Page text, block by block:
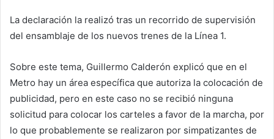
La declaración la realizó tras un recorrido de supervisión
del ensamblaje de los nuevos trenes de la Línea 1.
Sobre este tema, Guillermo Calderón explicó que en el
Metro hay un área específica que autoriza la colocación de
publicidad, pero en este caso no se recibió ninguna
solicitud para colocar los carteles a favor de la marcha, por
lo que probablemente se realizaron por simpatizantes de